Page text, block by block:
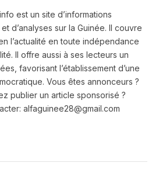
est un site d’informations
d’analyses sur la Guinée. Il couvre
l’actualité en toute indépendance
Il offre aussi à ses lecteurs un
favorisant l’établissement d’une
Vous êtes annonceurs ?
publier un article sponsorisé ?
alfaguinee28@gmail.com